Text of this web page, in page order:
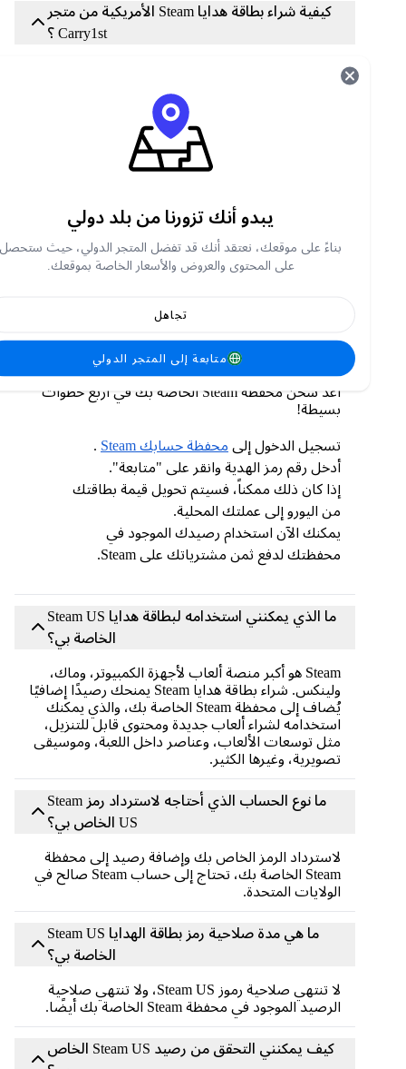
كيفية شراء بطاقة هدايا Steam الأمريكية من متجر
Carry1st ؟
من متجر Carry1st:
انتقل إلى أسفل الصفحة إلى فئةبطاقات شحن الأل
أدخل عنوان بريدك الإلكتروني
اشتر بطاقة هدايا Steam الأمريكية الخاصة بك من
خلال طرق الدفع الآمنة المحلية.
الخاصة بي؟
أعد شحن محفظة Steam الخاصة بك في أربع خطوات
بسيطة!
تسجيل الدخول إلىمحفظة حسابك Steam
.
أدخل رقم رمز الهدية وانقر على "متابعة".
إذا كان ذلك ممكناً، فسيتم تحويل قيمة بطاقتك
من اليورو إلى عملتك المحلية.
يمكنك الآن استخدام رصيدك الموجود في
محفظتك لدفع ثمن مشترياتك على Steam.
ما الذي يمكنني استخدامه لبطاقة هدايا Steam US
الخاصة بي؟
Steam هو أكبر منصة ألعاب لأجهزة الكمبيوتر، وماك،
ولينكس. شراء بطاقة هدايا Steam يمنحك رصيدًا إضافيًا
يُضاف إلى محفظة Steam الخاصة بك، والذي يمكنك
استخدامه لشراء ألعاب جديدة ومحتوى قابل للتنزيل،
مثل توسعات الألعاب، وعناصر داخل اللعبة، وموسيقى
تصويرية، وغيرها الكثير.
ما نوع الحساب الذي أحتاجه لاسترداد رمز Steam
لاسترداد الرمز الخاص بك وإضافة رصيد إلى محفظة
Steam الخاصة بك، تحتاج إلى حساب Steam صالح في
الولايات المتحدة.
ما هي مدة صلاحية رمز بطاقة الهدايا Steam US
الخاصة بي؟
لا تنتهي صلاحية رموز Steam US، ولا تنتهي صلاحية
الرصيد الموجود في محفظة Steam الخاصة بك أيضًا.
كيف يمكنني التحقق من رصيد Steam US الخاص
يبدو أنك تزورنا من بلد دولي
بناءً على موقعك، نعتقد أنك قد تفضل المتجر الدولي، حيث ستحصل
على المحتوى والعروض والأسعار الخاصة بموقعك.
متابعة إلى المتجر الدولي